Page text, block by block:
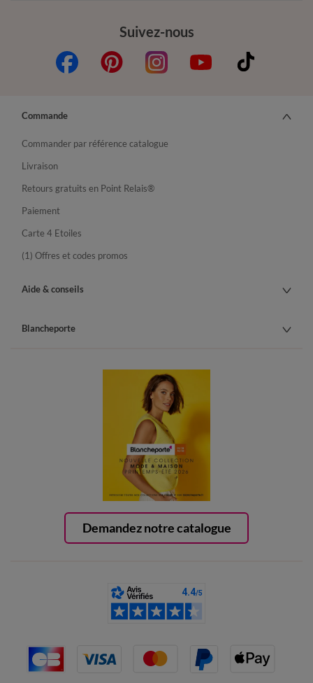
Suivez-nous
Demandez notre catalogue
Commande
Commander par référence catalogue
Livraison
Retours gratuits en Point Relais®
Paiement
Carte 4 Etoiles
(1) Offres et codes promos
Aide & conseils
Blancheporte